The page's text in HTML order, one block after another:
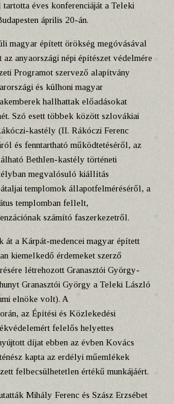
tartotta éves konferenciáját a Teleki
április 20-án.
magyar épített örökség megóvásával
anyaországi népi építészet védelmére
Programot szervező alapítvány
és külhoni magyar
hallhattak előadásokat
Szó esett többek között szlovákiai
kastély (II. Rákóczi Ferenc
és fenntartható működtetéséről, az
Bethlen-kastély történeti
megvalósuló kiállítás
templomok állapotfelméréséről, a
templomban fellelt,
számító faszerkezetről.
át a Kárpát-medencei magyar épített
kiemelkedő érdemeket szerző
létrehozott Granasztói György-
Granasztói György a Teleki László
elnöke volt). A
az Építési és Közlekedési
felelős helyettes
díjat ebben az évben Kovács
kapta az erdélyi műemlékek
felbecsülhetetlen értékű munkájáért.
Mihály Ferenc és Szász Erzsébet